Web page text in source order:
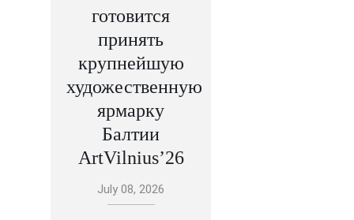
готовится
принять
крупнейшую
художественную
ярмарку
Балтии
ArtVilnius’26
July 08, 2026